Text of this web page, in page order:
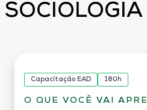
SOCIOLOGIA
Capacitação EAD 180h
O QUE VOCÊ VAI